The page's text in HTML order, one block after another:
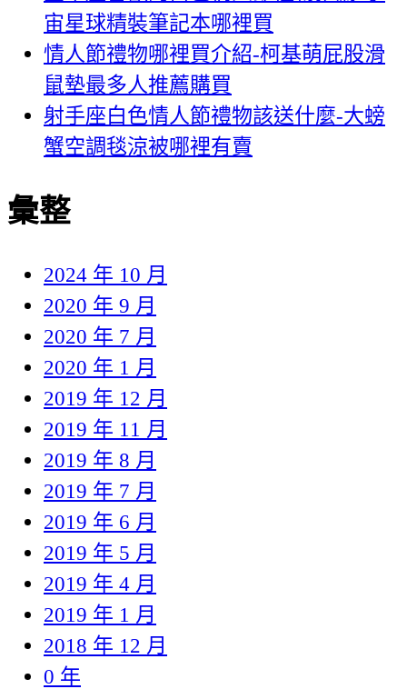
宙星球精裝筆記本哪裡買
情人節禮物哪裡買介紹-柯基萌屁股滑
鼠墊最多人推薦購買
射手座白色情人節禮物該送什麼-大螃
蟹空調毯涼被哪裡有賣
彙整
2024 年 10 月
2020 年 9 月
2020 年 7 月
2020 年 1 月
2019 年 12 月
2019 年 11 月
2019 年 8 月
2019 年 7 月
2019 年 6 月
2019 年 5 月
2019 年 4 月
2019 年 1 月
2018 年 12 月
0 年